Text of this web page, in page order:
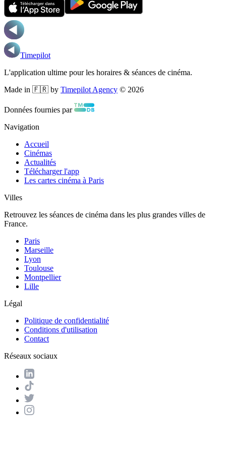
Timepilot
L'application ultime pour les horaires & séances de cinéma.
Made in 🇫🇷 by Timepilot Agency © 2026
Données fournies par
Navigation
Accueil
Cinémas
Actualités
Télécharger l'app
Les cartes cinéma à Paris
Villes
Retrouvez les séances de cinéma dans les plus grandes villes de
France.
Paris
Marseille
Lyon
Toulouse
Montpellier
Lille
Légal
Politique de confidentialité
Conditions d'utilisation
Contact
Réseaux sociaux